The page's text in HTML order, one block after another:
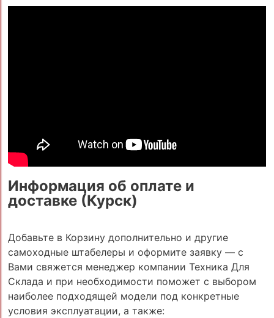
Информация об оплате и
доставке (Курск)
Добавьте в Корзину дополнительно и другие
самоходные штабелеры и оформите заявку — с
Вами свяжется менеджер компании Техника Для
Склада и при необходимости поможет с выбором
наиболее подходящей модели под конкретные
условия эксплуатации, а также: